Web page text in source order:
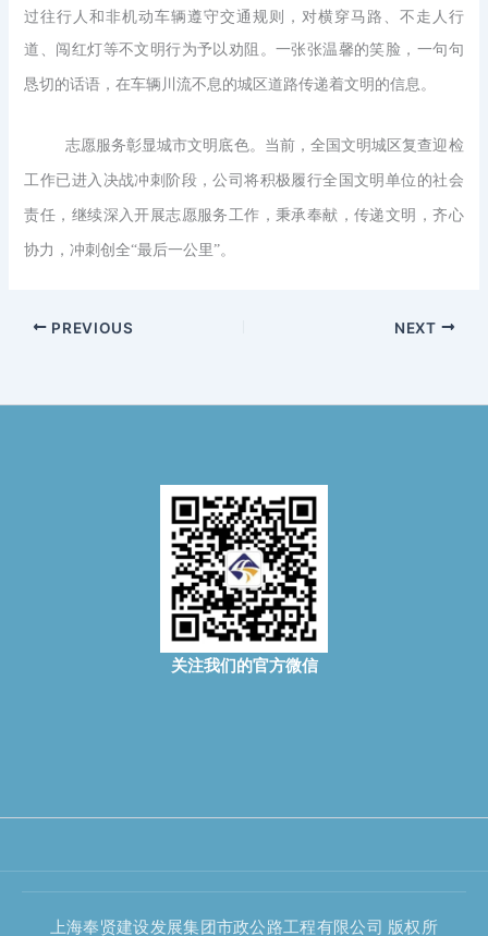
过往行人和非机动车辆遵守交通规则，对横穿马路、不走人行
道、闯红灯等不文明行为予以劝阻。一张张温馨的笑脸，一句句
恳切的话语，在车辆川流不息的城区道路传递着文明的信息。
志愿服务彰显城市文明底色。当前，全国文明城区复查迎检
工作已进入决战冲刺阶段，公司将积极履行全国文明单位的社会
责任，继续深入开展志愿服务工作，秉承奉献，传递文明，齐心
协力，冲刺创全“最后一公里”。
PREVIOUS NEXT
关注我们的官方微信
上海奉贤建设发展集团市政公路工程有限公司 版权所